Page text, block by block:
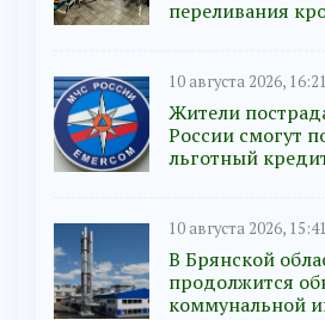
переливания
10 августа 2026, 16:21
Жители
России смогут
льготный
10 августа 2026, 15:41
В Брянской
продолжится
коммунальной